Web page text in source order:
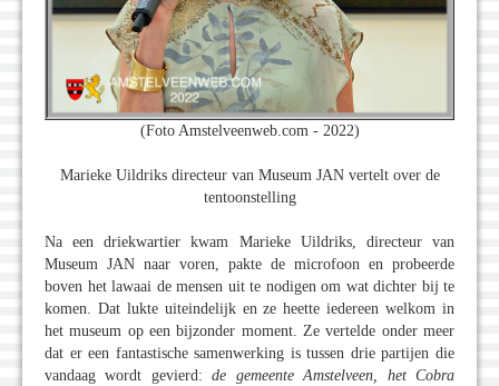
(Foto Amstelveenweb.com - 2022)
Marieke Uildriks directeur van Museum JAN vertelt over de
tentoonstelling
Na een driekwartier kwam Marieke Uildriks, directeur van
Museum JAN naar voren, pakte de microfoon en probeerde
boven het lawaai de mensen uit te nodigen om wat dichter bij te
komen. Dat lukte uiteindelijk en ze heette iedereen welkom in
het museum op een bijzonder moment. Ze vertelde onder meer
dat er een fantastische samenwerking is tussen drie partijen die
vandaag wordt gevierd:de gemeente Amstelveen, het Cobra